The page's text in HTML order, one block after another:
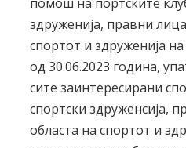
здруженија, правни
спортот и здруженија
од 30.06.2023 година,
сите заинтересирани
спортски здруженсија,
областа на спортот и